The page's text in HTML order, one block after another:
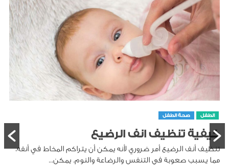
الطفل صحة الطفل
كيفية تنظيف انف الرضيع
تنظيف أنف الرضيع أمر ضروري لأنه يمكن أن يتراكم المخاط في أنفه،
مما يسبب صعوبة في التنفس والرضاعة والنوم. يمكن...